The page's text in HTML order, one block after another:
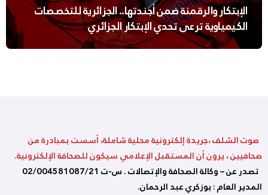
الإبتكار والرقمنة ضمن أجندتها.. الجزائرية للتخصصات
الكيمياوية ترعى تحدي الإبتكار الجزائري
صوت الشلف ،جريدة إلكترونية محلية شاملة، أسست بمبادرة من
صحافيين ، يرون أن المستقبل الإعلامي سيكون للصحافة الإلكترونية.
تصدر عن – وكالة الصحافة والإتصالات . س-ت 02/004581087/21
المدير العام : بوزكري عبد الرحمان.